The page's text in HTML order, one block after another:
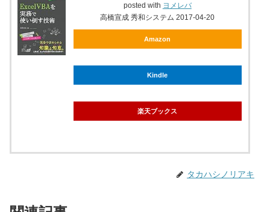
posted with ヨメレバ
高橋宣成 秀和システム 2017-04-20
Amazon
Kindle
楽天ブックス
タカハシノリアキ